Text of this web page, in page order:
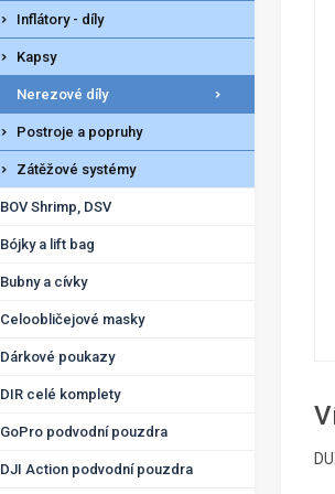
Inflátory - díly
Kapsy
Nerezové díly
Postroje a popruhy
Zátěžové systémy
BOV Shrimp, DSV
Bójky a lift bag
Bubny a cívky
Celoobličejové masky
Dárkové poukazy
DIR celé komplety
GoPro podvodní pouzdra
DJI Action podvodní pouzdra